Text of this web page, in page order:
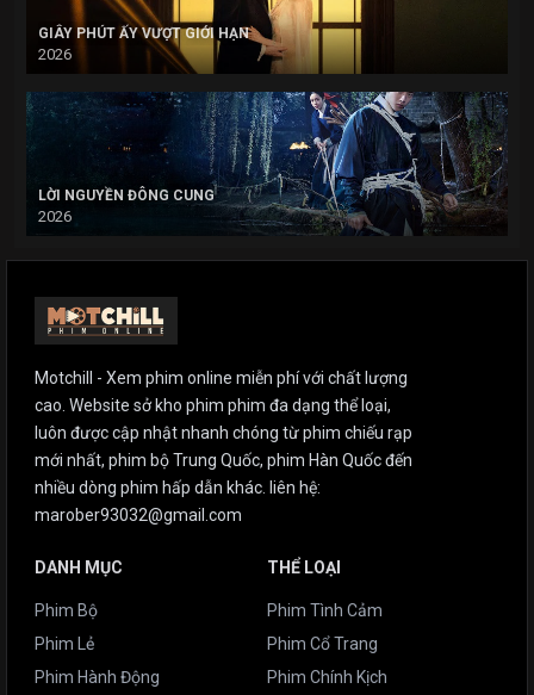
GIÂY PHÚT ẤY VƯỢT GIỚI HẠN
2026
LỜI NGUYỀN ĐÔNG CUNG
2026
Motchill - Xem phim online miễn phí với chất lượng
cao. Website sở kho phim phim đa dạng thể loại,
luôn được cập nhật nhanh chóng từ phim chiếu rạp
mới nhất, phim bộ Trung Quốc, phim Hàn Quốc đến
nhiều dòng phim hấp dẫn khác. liên hệ:
marober93032@gmail.com
DANH MỤC
Phim Bộ
Phim Lẻ
Phim Hành Động
THỂ LOẠI
Phim Tình Cảm
Phim Cổ Trang
Phim Chính Kịch